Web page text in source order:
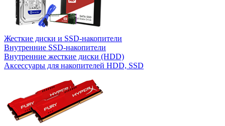
Жесткие диски и SSD-накопители
Внутренние SSD-накопители
Внутренние жесткие диски (HDD)
Аксессуары для накопителей HDD, SSD